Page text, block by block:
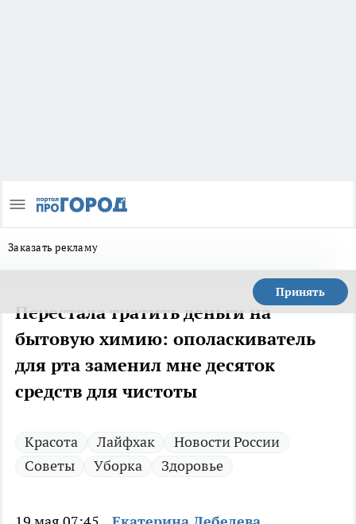
Заказать рекламу
Принять
Перестала тратить деньги на
бытовую химию: ополаскиватель
для рта заменил мне десяток
средств для чистоты
Красота Лайфхак
Новости России
Советы
Уборка Здоровье